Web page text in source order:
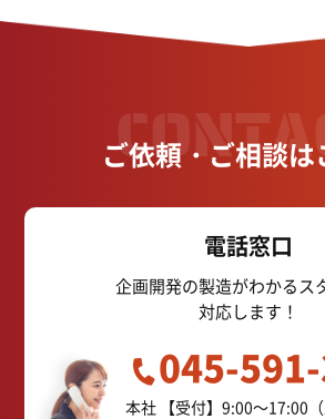
ご依頼・ご相談は
電話窓口
企画開発の製造がわかるス
対応します！
045-
本社 【受付】9:00～17:00